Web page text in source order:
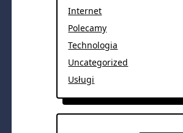
Internet
Polecamy
Technologia
Uncategorized
Usługi